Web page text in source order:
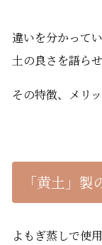
違いを分かって
土の良さを語ら
その特徴、メリ
「黄土」
よもぎ蒸しで使